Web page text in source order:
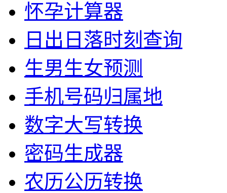
怀孕计算器
日出日落时刻查询
生男生女预测
手机号码归属地
数字大写转换
密码生成器
农历公历转换